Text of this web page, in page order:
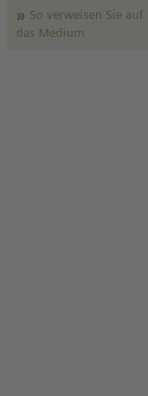
So verweisen Sie auf
das Medium